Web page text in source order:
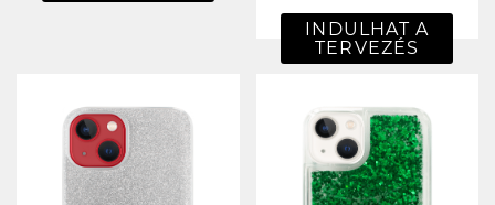
INDULHAT A
TERVEZÉS